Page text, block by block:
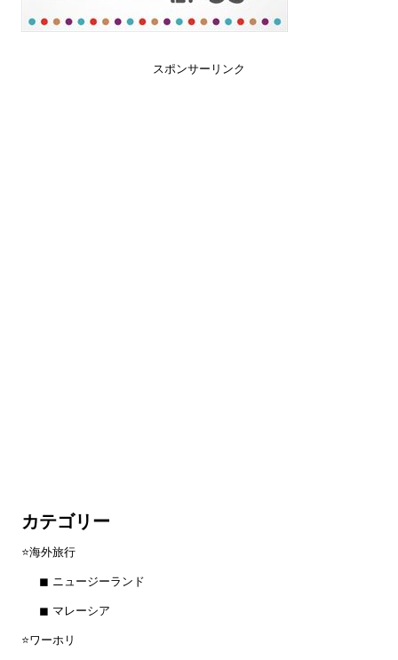
スポンサーリンク
カテゴリー
⭐️海外旅行
◼︎ ニュージーランド
◼︎ マレーシア
⭐️ワーホリ